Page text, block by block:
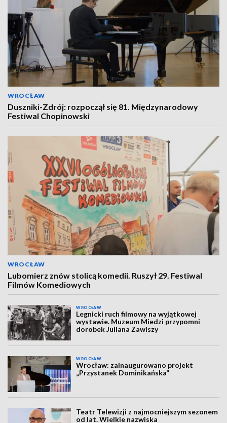
WROCŁAW
Duszniki-Zdrój: rozpoczął się 81. Międzynarodowy
Festiwal Chopinowski
WROCŁAW
Lubomierz znów stolicą komedii. Ruszył 29. Festiwal
Filmów Komediowych
WROCŁAW
Legnicki ruch filmowy na wyjątkowej
wystawie. Muzeum Miedzi przypomni
dorobek Juliana Zawiszy
WROCŁAW
Wrocław: zainaugurowano projekt
„Przystanek Dominikańska”
Teatr Telewizji z najmocniejszym sezonem
od lat. Wielkie nazwiska